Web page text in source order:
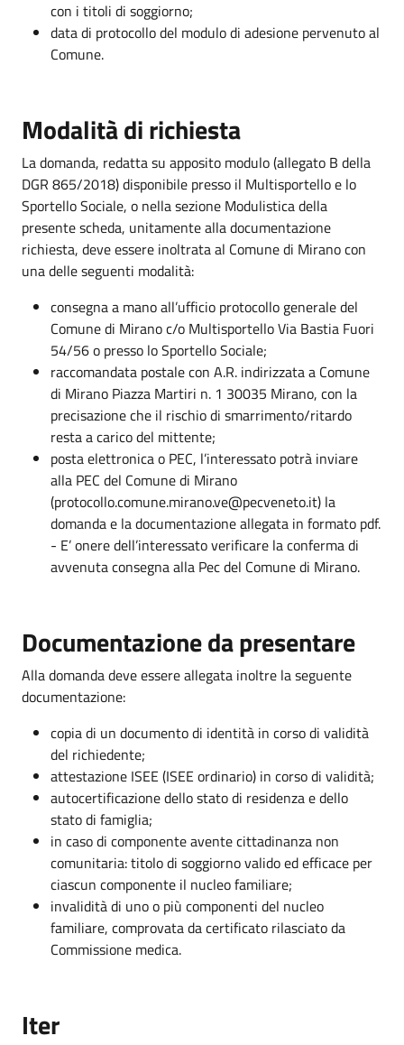
con i titoli di soggiorno;
data di protocollo del modulo di adesione pervenuto al
Comune.
Modalità di richiesta
La domanda, redatta su apposito modulo (allegato B della
DGR 865/2018) disponibile presso il Multisportello e lo
Sportello Sociale, o nella sezione Modulistica della
presente scheda, unitamente alla documentazione
richiesta, deve essere inoltrata al Comune di Mirano con
una delle seguenti modalità:
consegna a mano all’ufficio protocollo generale del
Comune di Mirano c/o Multisportello Via Bastia Fuori
54/56 o presso lo Sportello Sociale;
raccomandata postale con A.R. indirizzata a Comune
di Mirano Piazza Martiri n. 1 30035 Mirano, con la
precisazione che il rischio di smarrimento/ritardo
resta a carico del mittente;
posta elettronica o PEC, l’interessato potrà inviare
alla PEC del Comune di Mirano
(protocollo.comune.mirano.ve@pecveneto.it) la
domanda e la documentazione allegata in formato pdf.
- E’ onere dell’interessato verificare la conferma di
avvenuta consegna alla Pec del Comune di Mirano.
Documentazione da presentare
Alla domanda deve essere allegata inoltre la seguente
documentazione:
copia di un documento di identità in corso di validità
del richiedente;
attestazione ISEE (ISEE ordinario) in corso di validità;
autocertificazione dello stato di residenza e dello
stato di famiglia;
in caso di componente avente cittadinanza non
comunitaria: titolo di soggiorno valido ed efficace per
ciascun componente il nucleo familiare;
invalidità di uno o più componenti del nucleo
familiare, comprovata da certificato rilasciato da
Commissione medica.
Iter